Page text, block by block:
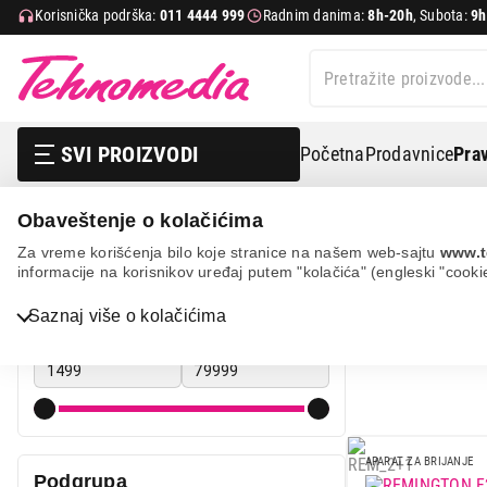
Obaveštenje o kolačićima
Za vreme korišćenja bilo koje stranice na našem web-sajtu
informacije na korisnikov uređaj putem "kolačića" (engleski
Saznaj više o kolačićima
Korisnička podrška: 011 4444 999 Radnim danima:8h-20h, Subota:
SVI PROIZVODI PočetnaProdavnice
Bela tehnika
TV, audio, video i foto
IT & Gaming
Nega tela, lepota i zdravlje Muška nega Aparati za
Cena
Podgrupa
APARAT ZA BRIJANJE